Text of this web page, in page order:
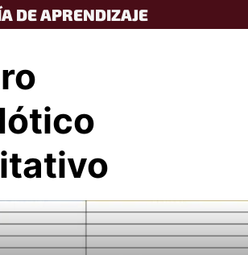
DE APRENDIZAJE